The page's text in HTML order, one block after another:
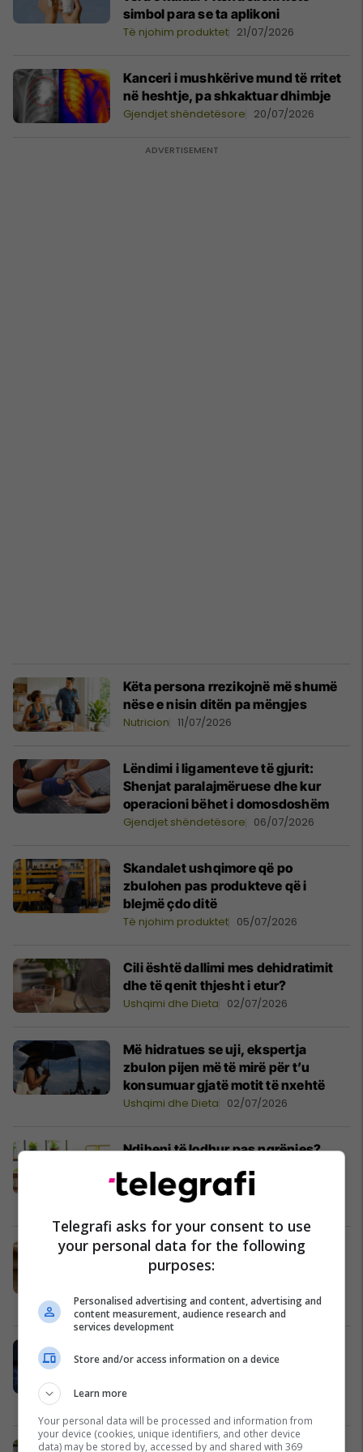
simbol para se ta aplikoni
Të njohim produktet 21/07/2026
Kanceri i mushkërive mund të rritet
në heshtje, pa shkaktuar dhimbje
Gjendjet shëndetësore 20/07/2026
Këta persona rrezikojnë më shumë
nëse e nisin ditën pa mëngjes
Nutricion 11/07/2026
Lëndimi i ligamenteve të gjurit:
Shenjat paralajmëruese dhe kur
operacioni bëhet i domosdoshëm
Gjendjet shëndetësore 06/07/2026
Skandalet ushqimore që po
zbulohen pas produkteve që i
blejmë çdo ditë
Të njohim produktet 05/07/2026
Cili është dallimi mes dehidratimit
dhe të qenit thjesht i etur?
Ushqimi dhe Dieta 02/07/2026
Më hidratues se uji, ekspertja
zbulon pijen më të mirë për t’u
konsumuar gjatë motit të nxehtë
Ushqimi dhe Dieta 02/07/2026
Ndiheni të lodhur pas ngrënies?
Nutricionistët këshillojnë se si të
kapërceni rënien e energjisë
Ushqimi dhe Dieta
Pse duhet t’i kushtoni më shumë
vëmendje marrjes së kaliumit gjatë
Ushqimi dhe Dieta 01/07/2026
pulpë? Mos e fajësoni menjëherë
Gjendjet shëndetësore
Suplementet nuk janë gjithmonë të
Telegrafi asks for your consent to use
your personal data for the following
purposes:
Personalised advertising and content, advertising and
content measurement, audience research and
services development
Store and/or access information on a device
Learn more
Your personal data will be processed and information from
your device (cookies, unique identifiers, and other device
data) may be stored by, accessed by and shared with 369